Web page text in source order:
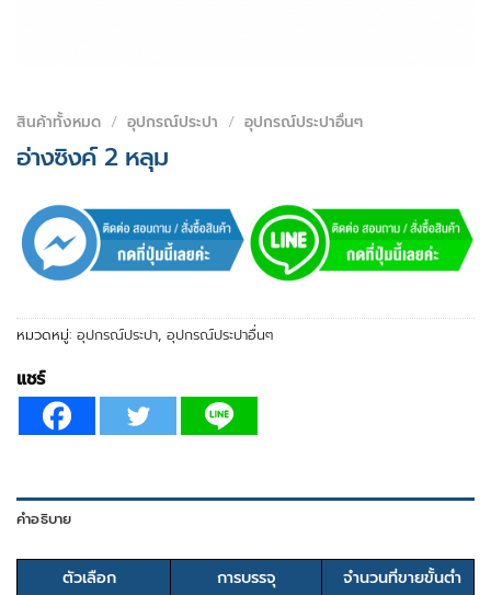
สินค้าทั้งหมด / อุปกรณ์ประปา / อุปกรณ์ประปาอื่นๆ
อ่างซิงค์ 2 หลุม
หมวดหมู่: อุปกรณ์ประปา, อุปกรณ์ประปาอื่นๆ
แชร์
คำอธิบาย
ตัวเลือก การบรรจุ
จำนวนที่ขายขั้นต่ำ